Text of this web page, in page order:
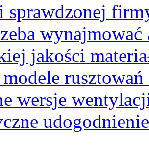
sprawdzonej
wynajmować
jakości
wersje